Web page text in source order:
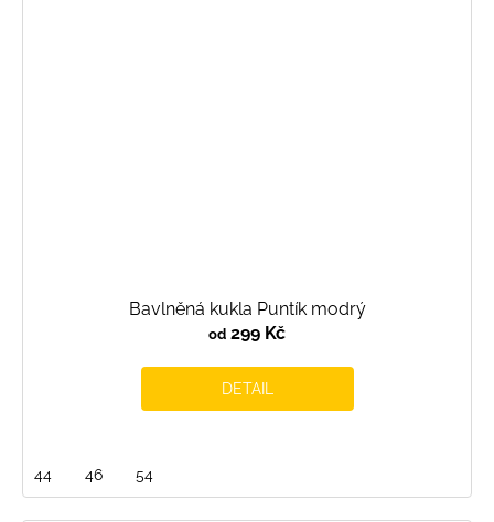
Bavlněná kukla Puntík modrý
od 299 Kč
DETAIL
44 46 54